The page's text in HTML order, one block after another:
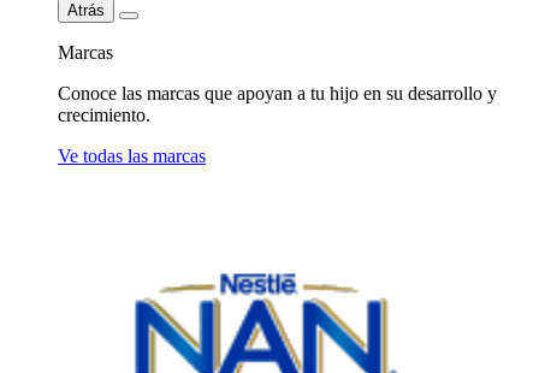
Atrás
Marcas
Conoce las marcas que apoyan a tu hijo en su desarrollo y
crecimiento.
Ve todas las marcas